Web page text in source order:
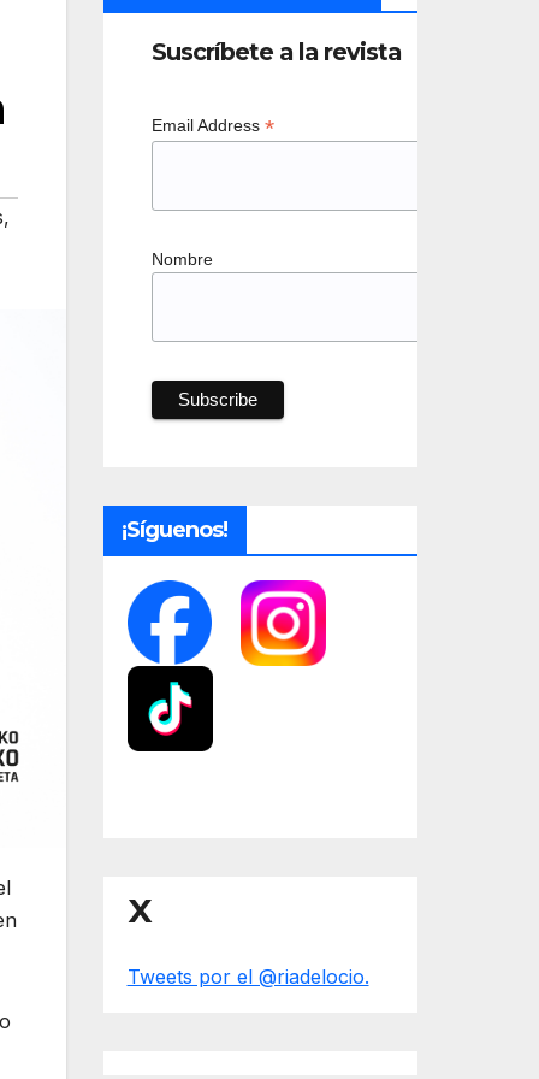
,
Suscríbete a la revista
Email Address *
Nombre
¡Síguenos!
X
Tweets por el @riadelocio.